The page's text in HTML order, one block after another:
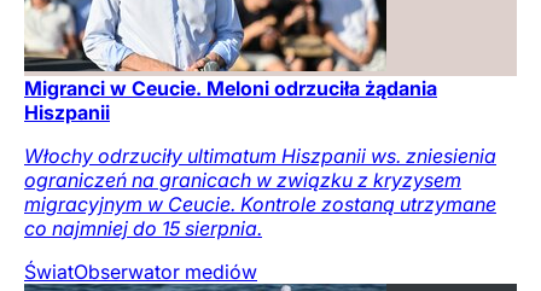
Migranci w Ceucie. Meloni odrzuciła żądania
Hiszpanii
Włochy odrzuciły ultimatum Hiszpanii ws. zniesienia
ograniczeń na granicach w związku z kryzysem
migracyjnym w Ceucie. Kontrole zostaną utrzymane
co najmniej do 15 sierpnia.
ŚwiatObserwator mediów